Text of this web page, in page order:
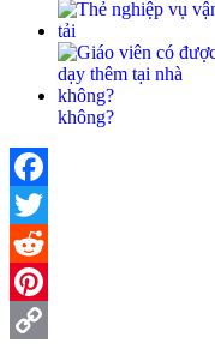
không?
Facebook
Twitter
Reddit
Pinterest